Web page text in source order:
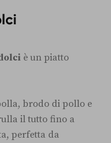
è un piatto
brodo di pollo e
il tutto fino a
perfetta da